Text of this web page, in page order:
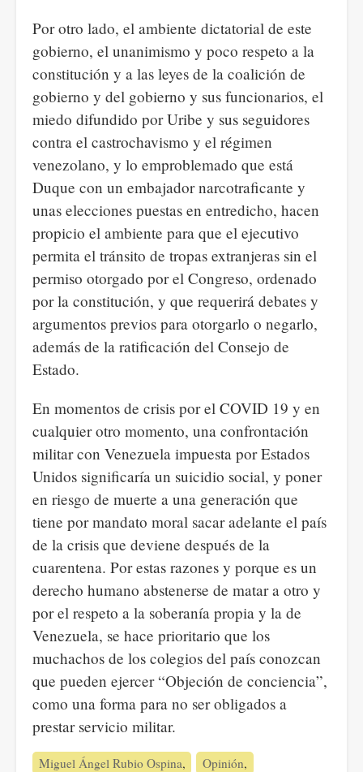
Por otro lado, el ambiente dictatorial de este
gobierno, el unanimismo y poco respeto a la
constitución y a las leyes de la coalición de
gobierno y del gobierno y sus funcionarios, el
miedo difundido por Uribe y sus seguidores
contra el castrochavismo y el régimen
venezolano, y lo emproblemado que está
Duque con un embajador narcotraficante y
unas elecciones puestas en entredicho, hacen
propicio el ambiente para que el ejecutivo
permita el tránsito de tropas extranjeras sin el
permiso otorgado por el Congreso, ordenado
por la constitución, y que requerirá debates y
argumentos previos para otorgarlo o negarlo,
además de la ratificación del Consejo de
Estado.
En momentos de crisis por el COVID 19 y en
cualquier otro momento, una confrontación
militar con Venezuela impuesta por Estados
Unidos significaría un suicidio social, y poner
en riesgo de muerte a una generación que
tiene por mandato moral sacar adelante el país
de la crisis que deviene después de la
cuarentena. Por estas razones y porque es un
derecho humano abstenerse de matar a otro y
por el respeto a la soberanía propia y la de
Venezuela, se hace prioritario que los
muchachos de los colegios del país conozcan
que pueden ejercer “Objeción de conciencia”,
como una forma para no ser obligados a
prestar servicio militar.
Miguel Ángel Rubio Ospina
Opinión